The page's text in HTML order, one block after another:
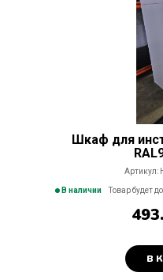
безопасность
Шторы
Товарные
Шкаф для
Артикул:
В наличии Товар будет
В